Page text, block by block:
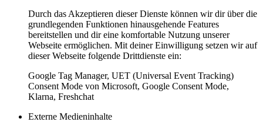
Durch das Akzeptieren dieser Dienste können wir dir über die
grundlegenden Funktionen hinausgehende Features
bereitstellen und dir eine komfortable Nutzung unserer
Webseite ermöglichen. Mit deiner Einwilligung setzen wir auf
dieser Webseite folgende Drittdienste ein:
Google Tag Manager, UET (Universal Event Tracking)
Consent Mode von Microsoft, Google Consent Mode,
Klarna, Freshchat
Externe Medieninhalte